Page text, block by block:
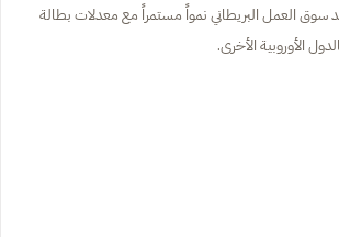
سوق العمل البريطاني نمواً مستمراً مع معدلات بطالة
الأوروبية الأخرى.